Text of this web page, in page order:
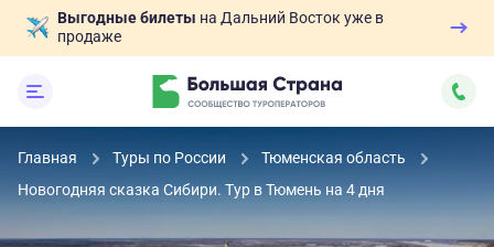
Выгодные билеты на Дальний Восток уже в
продаже
Главная Туры по России
Тюменская область
Новогодняя сказка Сибири. Тур в Тюмень на 4 дня